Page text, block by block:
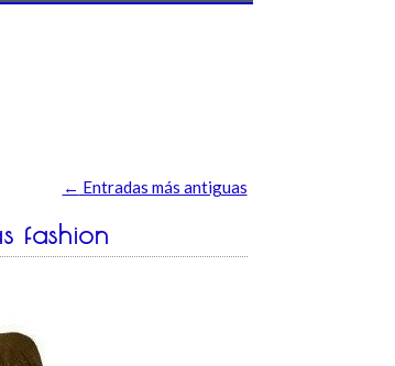
← Entradas más antiguas
fashion